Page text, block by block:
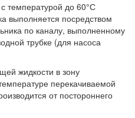
температурой до 60°С
выполняется посредством
по каналу, выполненному
трубке (для насоса
жидкости в зону
перекачиваемой
от постороннего